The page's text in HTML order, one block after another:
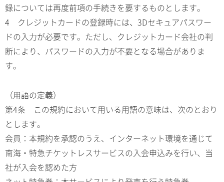
録については再度前項の手続きを要するものとします。
4 クレジットカードの登録時には、3Dセキュアパスワー
ドの入力が必要です。ただし、クレジットカード会社の判
断により、パスワードの入力が不要となる場合がありま
す。
（用語の定義）
第4条 この規約において用いる用語の意味は、次のとおり
とします。
会員：本規約を承認のうえ、インターネット環境を通じて
南海・特急チケットレスサービスの入会申込みを行い、当
社が入会を認めた方